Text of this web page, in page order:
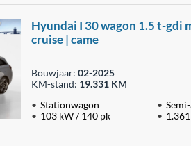
Hyundai I 30 wagon 1.5 t-gdi
cruise | came
Bouwjaar:02-2025
KM-stand: 19.331 KM
Stationwagon
103 kW / 140 pk